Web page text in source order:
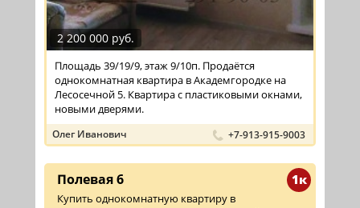
2 200 000 руб.
Площадь 39/19/9, этаж 9/10п. Продаётся
однокомнатная квартира в Академгородке на
Лесосечной 5. Квартира с пластиковыми окнами,
новыми дверями.
Олег Иванович +7-913-915-9003
1к
Полевая 6
Купить однокомнатную квартиру в